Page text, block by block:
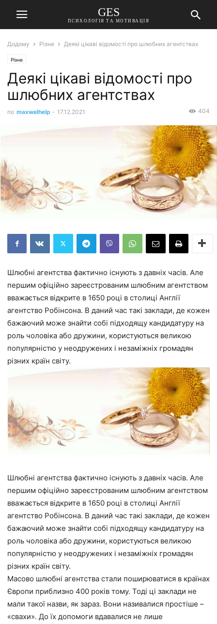
GES
ПСИХОЛОГІЯ ТА МОТИВАЦІЯ
Додому Різне Деякі цікаві відомості про шлюбних агентствах
Різне
Деякі цікаві відомості про
шлюбних агентствах
по maxwelhelp - 17.12.2021 404
Шлюбні агентства фактично існують з давніх часів. Але
першим офіційно зареєстрованим шлюбним агентством
вважається відкрите в 1650 році в столиці Англії
агентство Робінсона. В даний час такі заклади, де кожен
бажаючий може знайти собі підходящу кандидатуру на
роль чоловіка або дружини, користуються великою
популярністю у неодружених і незаміжніх громадян
різних країн світу.
Шлюбні агентства фактично існують з давніх часів. Але
першим офіційно зареєстрованим шлюбним агентством
вважається відкрите в 1650 році в столиці Англії
агентство Робінсона. В даний час такі заклади, де кожен
бажаючий може знайти собі підходящу кандидатуру на
роль чоловіка або дружини, користуються великою
популярністю у неодружених і незаміжніх громадян
різних країн світу.
Масово шлюбні агентства стали поширюватися в країнах
Європи приблизно 400 років тому. Тоді ці заклади не
мали такої назви, як зараз. Вони називалися простіше –
«свахи». До їх допомоги вдавалися не лише